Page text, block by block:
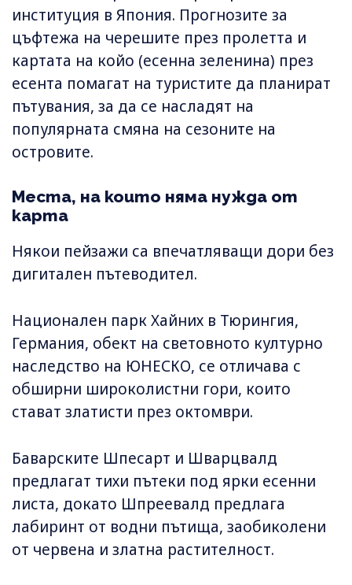
институция в Япония. Прогнозите за
цъфтежа на черешите през пролетта и
картата на койо (есенна зеленина) през
есента помагат на туристите да планират
пътувания, за да се насладят на
популярната смяна на сезоните на
островите.
Места, на които няма нужда от
карта
Някои пейзажи са впечатляващи дори без
дигитален пътеводител.
Национален парк Хайних в Тюрингия,
Германия, обект на световното културно
наследство на ЮНЕСКО, се отличава с
обширни широколистни гори, които
стават златисти през октомври.
Баварските Шпесарт и Шварцвалд
предлагат тихи пътеки под ярки есенни
листа, докато Шпреевалд предлага
лабиринт от водни пътища, заобиколени
от червена и златна растителност.